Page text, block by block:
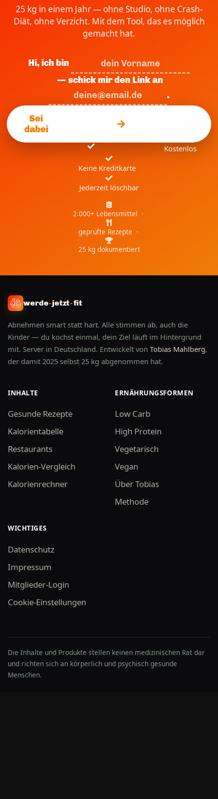
25 kg in einem Jahr — ohne Studio, ohne Crash-
Diät, ohne Verzicht. Mit dem Tool, das es möglich
gemacht hat.
Hi, ich bin
— schick mir den Link an
.
Sei
dabei
Kostenlos
Keine Kreditkarte
Jederzeit löschbar
2.000+ Lebensmittel ·
geprüfte Rezepte ·
25 kg dokumentiert
werde-jetzt-fit
Abnehmen smart statt hart. Alle stimmen ab, auch die
Kinder — du kochst einmal, dein Ziel läuft im Hintergrund
mit. Server in Deutschland. Entwickelt von Tobias Mahlberg,
der damit 2025 selbst 25 kg abgenommen hat.
INHALTE
Gesunde Rezepte
Kalorientabelle
Restaurants
Kalorien-Vergleich
Kalorienrechner
ERNÄHRUNGSFORMEN
Low Carb
High Protein
Vegetarisch
Vegan
Über Tobias
Methode
WICHTIGES
Datenschutz
Impressum
Mitglieder-Login
Cookie-Einstellungen
Die Inhalte und Produkte stellen keinen medizinischen Rat dar
und richten sich an körperlich und psychisch gesunde
Menschen.